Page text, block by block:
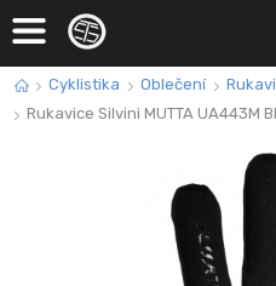
Cyklistika Oblečení
Rukavice Silvini MUTTA UA443M